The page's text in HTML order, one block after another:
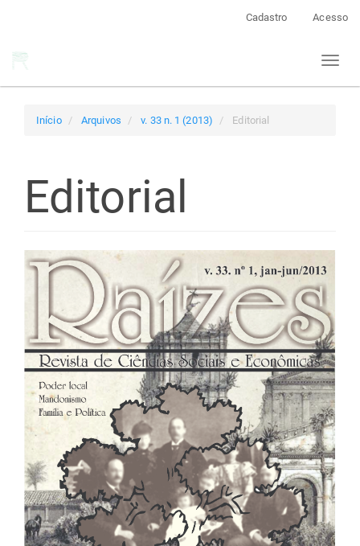
Cadastro Acesso
Toggle
Início Arquivos v. 33 n. 1 (2013) Editorial
Editorial
Barra
lateral
de
artigos